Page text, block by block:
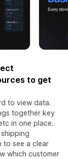
to get
to view data.
together key
in one place.
to see a clear
which customer